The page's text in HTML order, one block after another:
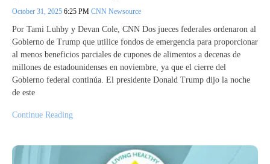
October 31, 2025 6:25 PM CNN Newsource
Por Tami Luhby y Devan Cole, CNN Dos jueces federales ordenaron al
Gobierno de Trump que utilice fondos de emergencia para proporcionar
al menos beneficios parciales de cupones de alimentos a decenas de
millones de estadounidenses en noviembre, ya que el cierre del
Gobierno federal continúa. El presidente Donald Trump dijo la noche
de este
Continue Reading